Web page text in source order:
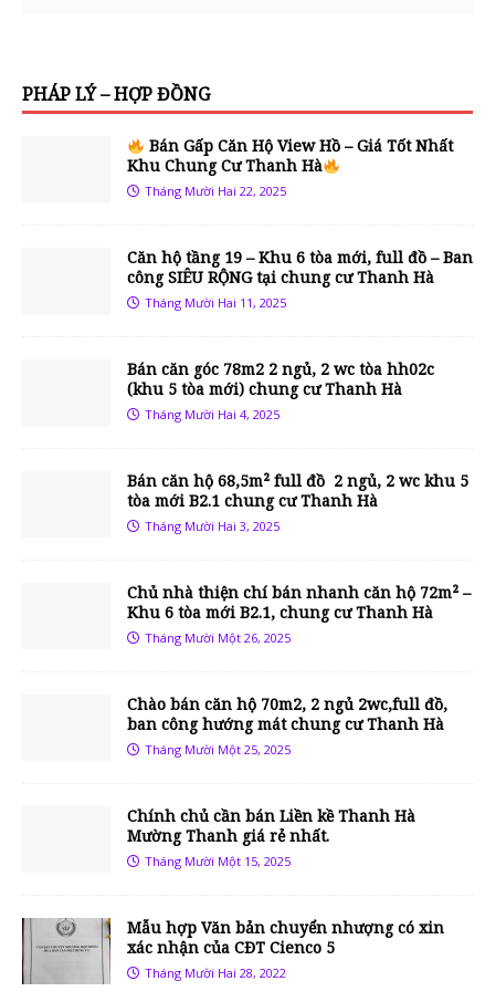
PHÁP LÝ – HỢP ĐỒNG
Bán Gấp Căn Hộ View Hồ – Giá Tốt Nhất
Khu Chung Cư Thanh Hà
Tháng Mười Hai 22, 2025
Căn hộ tầng 19 – Khu 6 tòa mới, full đồ – Ban
công SIÊU RỘNG tại chung cư Thanh Hà
Tháng Mười Hai 11, 2025
Bán căn góc 78m2 2 ngủ, 2 wc tòa hh02c
(khu 5 tòa mới) chung cư Thanh Hà
Tháng Mười Hai 4, 2025
Bán căn hộ 68,5m² full đồ 2 ngủ, 2 wc khu 5
tòa mới B2.1 chung cư Thanh Hà
Tháng Mười Hai 3, 2025
Chủ nhà thiện chí bán nhanh căn hộ 72m² –
Khu 6 tòa mới B2.1, chung cư Thanh Hà
Tháng Mười Một 26, 2025
Chào bán căn hộ 70m2, 2 ngủ 2wc,full đồ,
ban công hướng mát chung cư Thanh Hà
Tháng Mười Một 25, 2025
Chính chủ cần bán Liền kề Thanh Hà
Mường Thanh giá rẻ nhất.
Tháng Mười Một 15, 2025
Mẫu hợp Văn bản chuyển nhượng có xin
xác nhận của CĐT Cienco 5
Tháng Mười Hai 28, 2022